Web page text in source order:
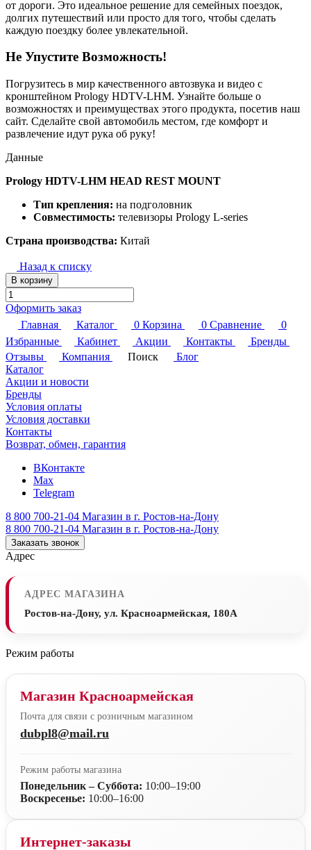
от дороги. Это идеальное решение для семейных поездок,
долгих путешествий или просто для того, чтобы сделать
каждую поездку более увлекательной.
Не Упустите Возможность!
Погрузитесь в мир качественного автозвука и видео с
кронштейном Prology HDTV-LHM. Узнайте больше о
возможностях и преимуществах этого продукта, посетив наш
сайт. Сделайте свой автомобиль местом, где комфорт и
развлечение идут рука об руку!
Данные
Prology HDTV-LHM HEAD REST MOUNT
Тип крепления: на подголовник
Совместимость: телевизоры Prology L-series
Страна производства: Китай
Назад к списку
В корзину
Оформить заказ
Главная
Каталог 0 Корзина 0 Сравнение
0
Избранные
Кабинет Акции Контакты
Бренды
Отзывы
Компания Поиск
Блог
Каталог
Акции и новости
Бренды
Условия оплаты
Условия доставки
Контакты
Возврат, обмен, гарантия
ВКонтакте
Max
Telegram
8 800 700-21-04 Магазин в г. Ростов-на-Дону
8 800 700-21-04 Магазин в г. Ростов-на-Дону
Заказать звонок
Адрес
АДРЕС МАГАЗИНА
Ростов-на-Дону, ул. Красноармейская, 180А
Режим работы
Магазин Красноармейская
Почта для связи с розничным магазином
dubpl8@mail.ru
Режим работы магазина
Понедельник – Суббота: 10:00–19:00
Воскресенье: 10:00–16:00
Интернет-заказы